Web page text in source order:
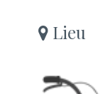
Lieu